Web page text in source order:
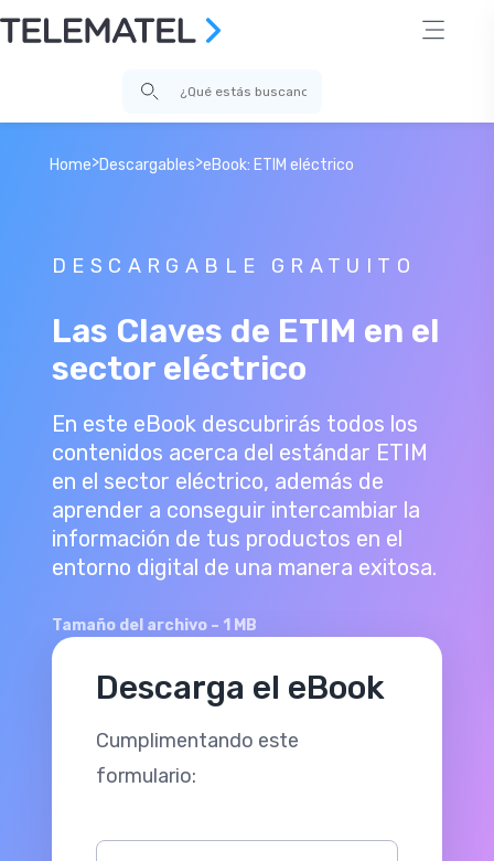
Home>Descargables>eBook: ETIM eléctrico
DESCARGABLE GRATUITO
Las Claves de ETIM en el
sector eléctrico
En este eBook descubrirás todos los
contenidos acerca del estándar ETIM
en el sector eléctrico, además de
aprender a conseguir intercambiar la
información de tus productos en el
entorno digital de una manera exitosa.
Tamaño del archivo – 1 MB
Descarga el eBook
Cumplimentando este
formulario: